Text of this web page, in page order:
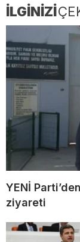
İLGİNİZİ
YENİ
ziyareti